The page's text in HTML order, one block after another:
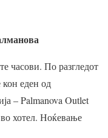
часови. По разгледот
кон еден од
– Palmanova Outlet
хотел. Ноќевање